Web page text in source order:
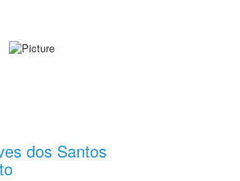
dos Santos